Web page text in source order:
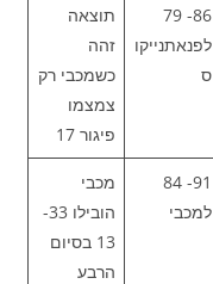
86- 79
לפנאתנייקו
ס
תוצאה
זהה
כשמכבי רק
צמצמו
פיגור 17
91- 84
למכבי
מכבי
הובילו 33-
13 בסיום
הרבע